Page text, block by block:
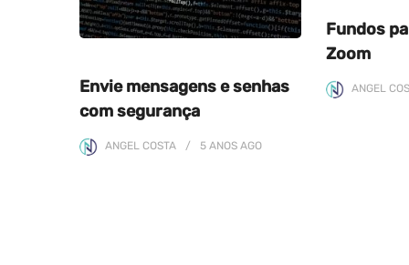
Envie mensagens e senhas
com segurança
ANGEL COSTA 5 ANOS AGO
Fundos
Zoom
ANGEL